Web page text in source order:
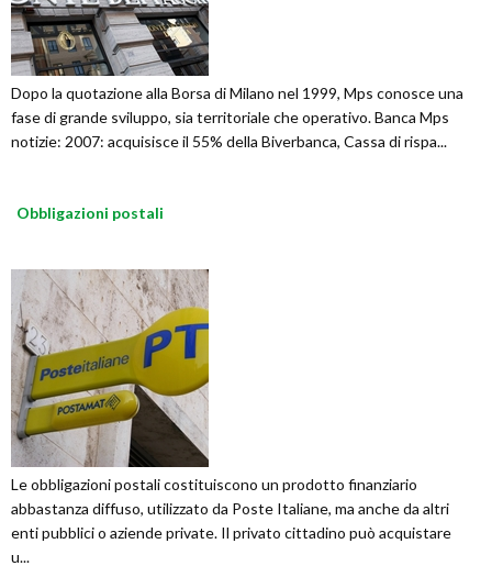
Dopo la quotazione alla Borsa di Milano nel 1999, Mps conosce una
fase di grande sviluppo, sia territoriale che operativo. Banca Mps
notizie: 2007: acquisisce il 55% della Biverbanca, Cassa di rispa...
Obbligazioni postali
Le obbligazioni postali costituiscono un prodotto finanziario
abbastanza diffuso, utilizzato da Poste Italiane, ma anche da altri
enti pubblici o aziende private. Il privato cittadino può acquistare
u...